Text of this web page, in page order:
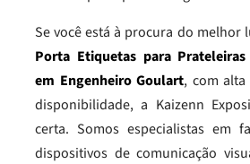
Se você está à procura do melhor
Porta Etiquetas para
em Engenheiro Goulart, com
disponibilidade, a Kaizenn
certa. Somos especialistas em
dispositivos de comunicação